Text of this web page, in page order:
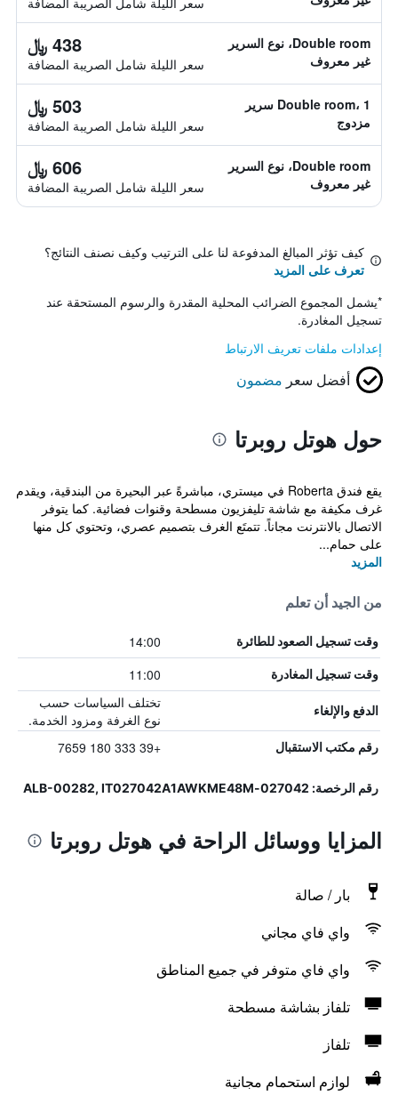
Double room، نوع السرير
غير معروف
438 ﷼
سعر الليلة شامل الصريبة المضافة
Double room، 1 سرير
مزدوج
503 ﷼
سعر الليلة شامل الصريبة المضافة
Double room، نوع السرير
غير معروف
606 ﷼
سعر الليلة شامل الصريبة المضافة
كيف تؤثر المبالغ المدفوعة لنا على الترتيب وكيف نصنف النتائج؟
تعرف على المزيد
*يشمل المجموع الضرائب المحلية المقدرة والرسوم المستحقة عند
تسجيل المغادرة.
إعدادات ملفات تعريف الارتباط
أفضل سعر مضمون
حول هوتل روبرتا
يقع فندق Roberta في ميستري، مباشرةً عبر البحيرة من البندقية، ويقدم
غرف مكيفة مع شاشة تليفزيون مسطحة وقنوات فضائية. كما يتوفر
الاتصال بالانترنت مجاناً. تتمتَع الغرف بتصميم عصري، وتحتوي كل منها
على حمام...
المزيد
من الجيد أن تعلم
وقت تسجيل الصعود للطائرة 14:00
وقت تسجيل المغادرة 11:00
الدفع والإلغاء
تختلف السياسات حسب
نوع الغرفة ومزود الخدمة.
رقم مكتب الاستقبال +39 333 180 7659
رقم الرخصة: 027042-ALB-00282, IT027042A1AWKME48M
المزايا ووسائل الراحة في هوتل روبرتا
بار / صالة
واي فاي مجاني
واي فاي متوفر في جميع المناطق
تلفاز بشاشة مسطحة
تلفاز
لوازم استحمام مجانية